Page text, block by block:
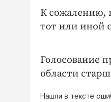
К сожалению,
тот или иной
Голосование
области
Нашли в тексте